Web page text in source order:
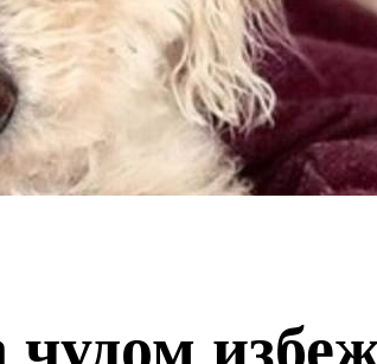
чудом